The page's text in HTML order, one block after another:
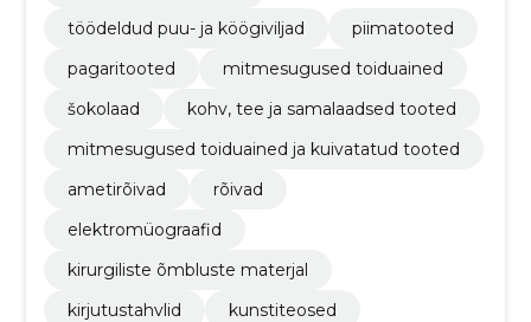
töödeldud puu- ja köögiviljad
piimatooted
pagaritooted
mitmesugused toiduained
šokolaad
kohv, tee ja samalaadsed tooted
mitmesugused toiduained ja kuivatatud tooted
ametirõivad
rõivad
elektromüograafid
kirurgiliste õmbluste materjal
kirjutustahvlid
kunstiteosed